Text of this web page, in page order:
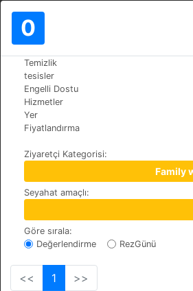
0
Temizlik
tesisler
Engelli Dostu
Hizmetler
Yer
Fiyatlandırma
Ziyaretçi Kategorisi:
Family
Seyahat amaçlı:
Göre sırala:
Değerlendirme
RezGünü
<< 1 >>
Dünya>Switzerland
Seminar- und
+41 (0)41 817 44 44